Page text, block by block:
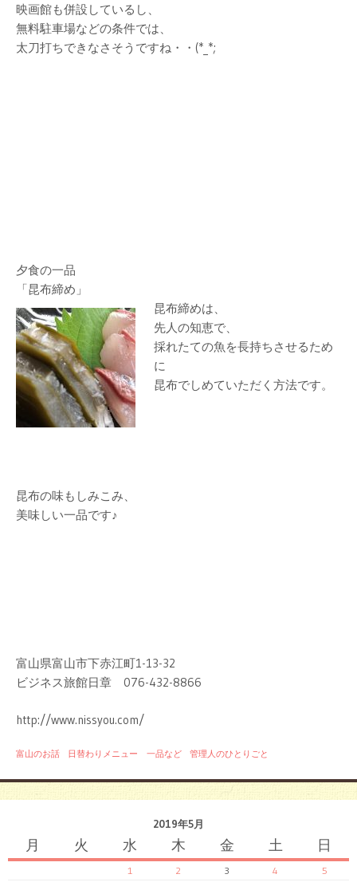
映画館も併設しているし、
無料駐車場などの条件では、
太刀打ちできなさそうですね・・(*_*;
夕食の一品
「昆布締め」
昆布締めは、
先人の知恵で、
採れたての魚を長持ちさせるため
に
昆布でしめていただく方法です。
昆布の味もしみこみ、
美味しい一品です♪
富山県富山市下赤江町1-13-32
ビジネス旅館日章 076-432-8866
http://www.nissyou.com/
富山のお話 日替わりメニュー 一品など 管理人のひとりごと
2019年5月
月 火 水 木 金 土 日
1 2 3 4
5